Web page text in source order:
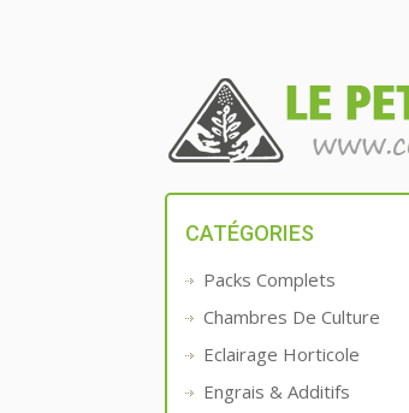
CATÉGORIES
Packs Complets
Chambres De Culture
Eclairage Horticole
Engrais & Additifs